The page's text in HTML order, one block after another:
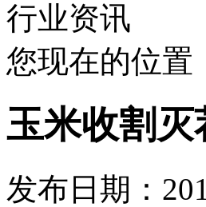
行业资讯
您现在的位置
玉米收割
发布日期：